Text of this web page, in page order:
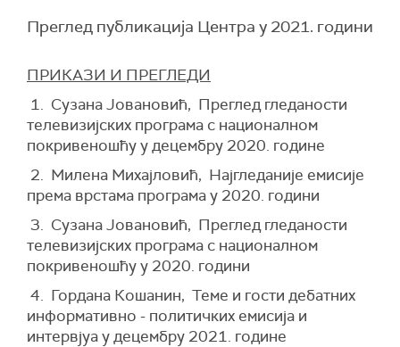
Преглед публикација Центра у 2021. години
ПРИКАЗИ И ПРЕГЛЕДИ
1. Сузана Јовановић, Преглед гледаности
телевизијских програма с националном
покривеношћу у децембру 2020. године
2. Милена Михајловић, Најгледаније емисије
према врстама програма у 2020. години
3. Сузана Јовановић, Преглед гледаности
телевизијских програма с националном
покривеношћу у 2020. години
4. Гордана Кошанин, Теме и гости дебатних
информативно - политичких емисија и
интервјуа у децембру 2021. године